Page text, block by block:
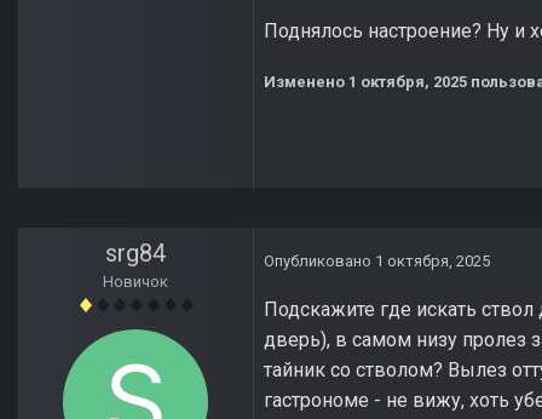
Поднялось настроение? Ну и
Изменено 1 октября, 2025
srg84
Новичок
Опубликовано 1 октября, 2025
Подскажите где искать
дверь), в самом низу пролез
тайник со стволом? Вылез
гастрономе - не вижу, хоть